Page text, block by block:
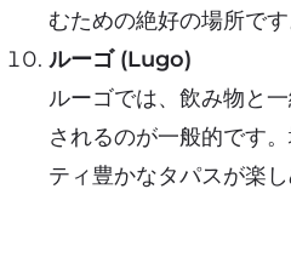
むための絶好の場所です
ルーゴ (Lugo)
ルーゴでは、飲み物と
されるのが一般的です
ティ豊かなタパスが楽し